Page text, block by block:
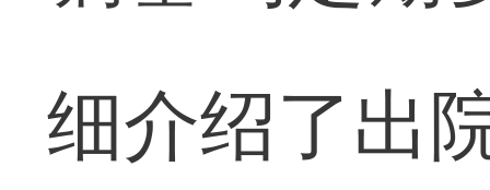
细介绍了出